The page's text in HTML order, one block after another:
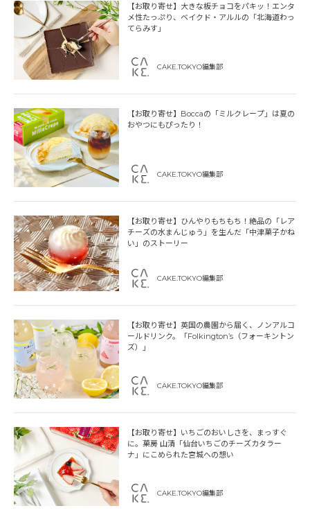
【お取り寄せ】大きな板チョコをパキッ！エンタ
メ性たっぷり、ベイクド・アルルの「北海道わっ
てらみす」
CAKE.TOKYO編集部
【お取り寄せ】Boccaの「ミルクレープ」は夏の
おやつにもぴったり！
CAKE.TOKYO編集部
【お取り寄せ】ひんやりもちもち！絶品の「レア
チーズの水まんじゅう」を生んだ「中津菓子かね
い」のストーリー
CAKE.TOKYO編集部
【お取り寄せ】英国の農園から届く、ノンアルコ
ールドリンク。「Folkington’s（フォーキントン
ズ）」
CAKE.TOKYO編集部
【お取り寄せ】いちごのおいしさを、まっすぐ
に。菓房 山清「仙台いちごのチーズカタラー
ナ」にこめられた宮城への想い
CAKE.TOKYO編集部